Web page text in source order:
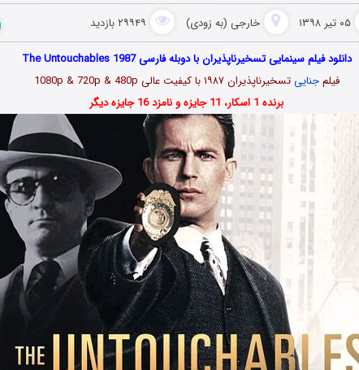
۰۵ تیر ۱۳۹۸ خارجی (به زودی) ۲۹۹۴۹ بازدید
دانلود فیلم سینمایی تسخیرناپذیران با دوبله فارسی The Untouchables 1987
فیلمجناییتسخیرناپذیران۱۹۸۷با کیفیت عالی 1080p & 720p & 480p
برنده 1 اسکار، 11 جایزه و نامزد 16 جایزه دیگر